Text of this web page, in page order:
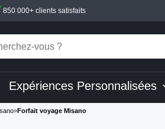
850 000+ clients satisfaits
Expériences Personnalisées
»Forfait voyage Misano